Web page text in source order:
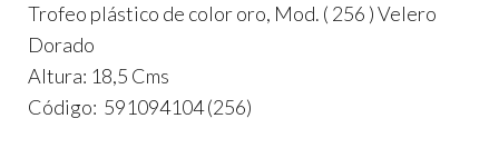
Trofeo plástico de color oro, Mod. ( 256 ) Velero
Dorado
Altura: 18,5 Cms
Código: 591094104 (256)